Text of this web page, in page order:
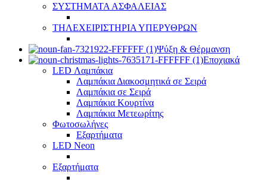
ΣΥΣΤΗΜΑΤΑ ΑΣΦΑΛΕΙΑΣ
ΤΗΛΕΧΕΙΡΙΣΤΗΡΙΑ ΥΠΕΡΥΘΡΩΝ
Ψύξη & Θέρμανση
Εποχιακά
LED Λαμπάκια
Λαμπάκια Διακοσμητικά σε Σειρά
Λαμπάκια σε Σειρά
Λαμπάκια Κουρτίνα
Λαμπάκια Μετεωρίτης
Φωτοσωλήνες
Εξαρτήματα
LED Neon
Εξαρτήματα